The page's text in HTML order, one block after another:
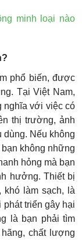
minh loại nào
phổ biến, được
Tại Việt Nam,
nghĩa với việc có
thị trường, ảnh
Nếu không
không những
hỏng mà bạn
hưởng. Thiết bị
khó làm sạch, là
triển gây hại
là bạn phải tìm
chất lượng